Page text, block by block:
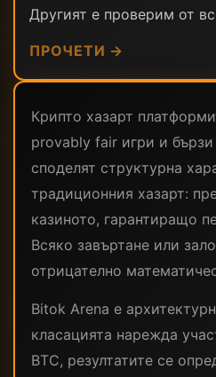
Другият е проверим от
ПРОЧЕТИ →
Крипто хазарт
provably fair игри и
споделят структурна
традиционния хазарт:
казиното, гарантиращо
Всяко завъртане или
отрицателно
Bitok Arena е
класацията нарежда
BTC, резултатите се